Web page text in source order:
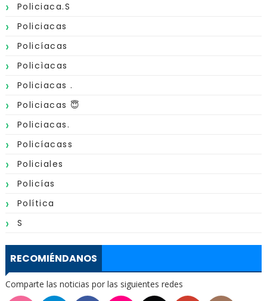
Policiaca.s
Policiacas
Policíacas
Policìacas
Policiacas .
Policiacas 😇
Policiacas.
Policíacass
Policiales
Policías
Política
S
RECOMIÉNDANOS
Comparte las noticias por las siguientes redes